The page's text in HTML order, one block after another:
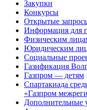
Закупки
Конкурсы
Открытые
Информация для
Физическим
Юридическим
Социальные
Газификация
Газпром — детям
Спартакиада
«Газпром
Дополнительные